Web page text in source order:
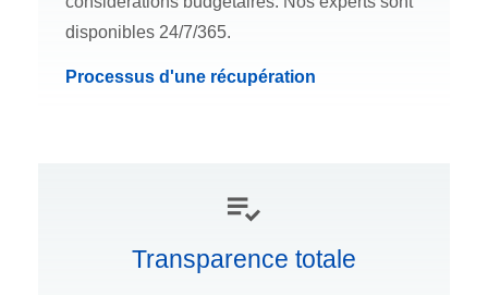
disponibles 24/7/365.
Processus d'une récupération
Transparence totale